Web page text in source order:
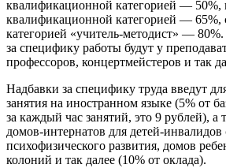
квалификационной категорией — 50%,
квалификационной категорией — 65%,
категорией «учитель-методист» —
за специфику работы будут у
профессоров, концертмейстеров и так
Надбавки за специфику труда введут
занятия на иностранном языке (5% от
за каждый час занятий, это 9 рублей), а
домов-интернатов для детей-инвалидов
психофизического развития, домов
колоний и так далее (10% от оклада).